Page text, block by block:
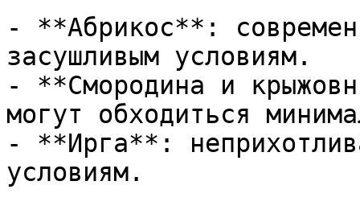
- **Абрикос**:
засушливым условиям.
- **Смородина и
могут обходиться
- **Ирга**:
условиям.